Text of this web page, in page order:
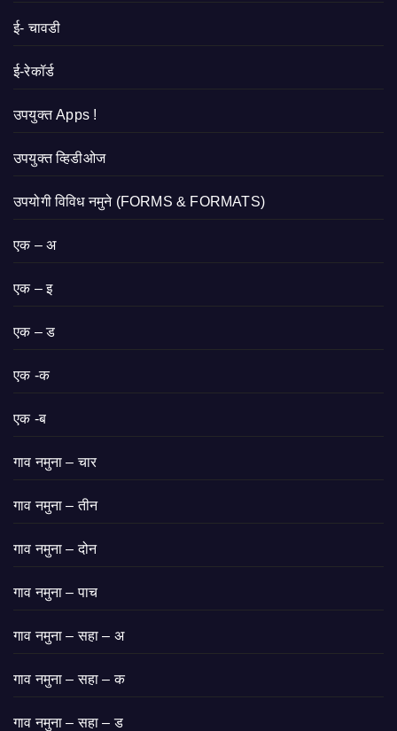
ई- चावडी
ई-रेकॉर्ड
उपयुक्त Apps !
उपयुक्त व्हिडीओज
उपयोगी विविध नमुने (FORMS & FORMATS)
एक – अ
एक – इ
एक – ड
एक -क
एक -ब
गाव नमुना – चार
गाव नमुना – तीन
गाव नमुना – दोन
गाव नमुना – पाच
गाव नमुना – सहा – अ
गाव नमुना – सहा – क
गाव नमुना – सहा – ड